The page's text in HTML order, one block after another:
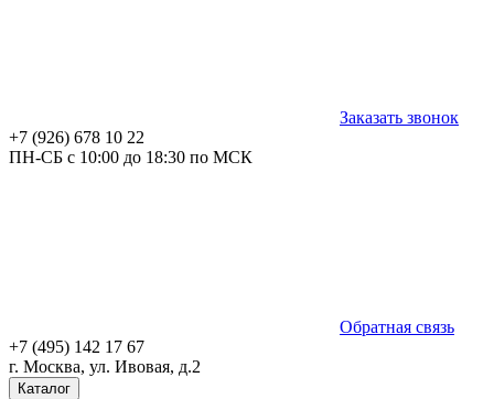
Заказать звонок
+7 (926) 678 10 22
ПН-СБ с 10:00 до 18:30 по МСК
Обратная связь
+7 (495) 142 17 67
г. Москва, ул. Ивовая, д.2
Каталог